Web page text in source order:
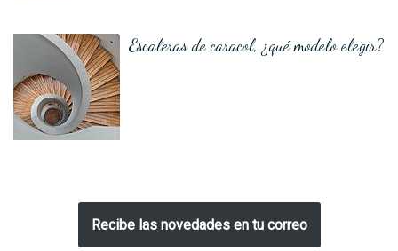
Escaleras de caracol, ¿qué modelo elegir?
Recibe las novedades en tu correo